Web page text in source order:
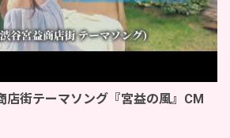
店街テーマソング『宮益の風』CM